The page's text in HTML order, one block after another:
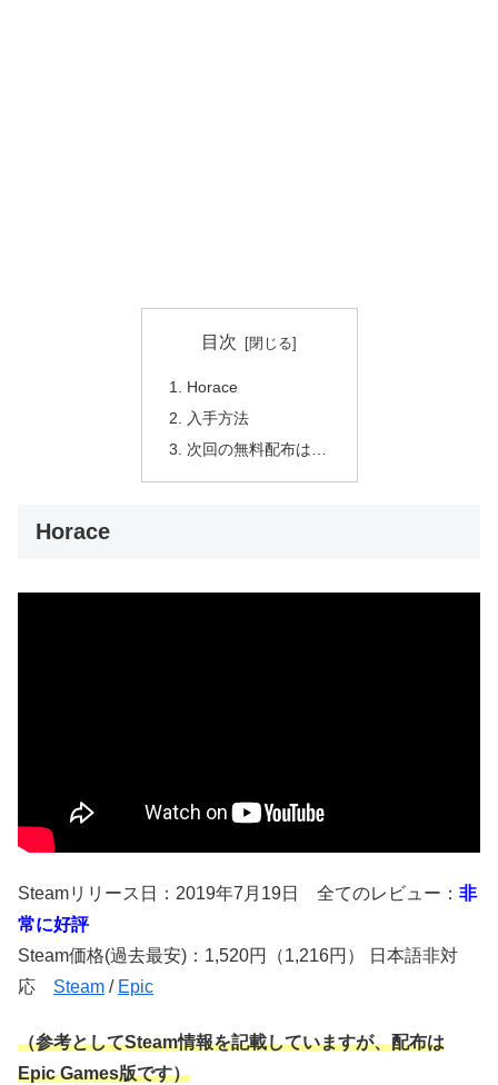
目次
Horace
入手方法
次回の無料配布は…
Horace
Steamリリース日：2019年7月19日 全てのレビュー： 非
常に好評
Steam価格(過去最安)：1,520円（1,216円） 日本語非対
応 Steam / Epic
（参考としてSteam情報を記載していますが、配布は
Epic Games版です）